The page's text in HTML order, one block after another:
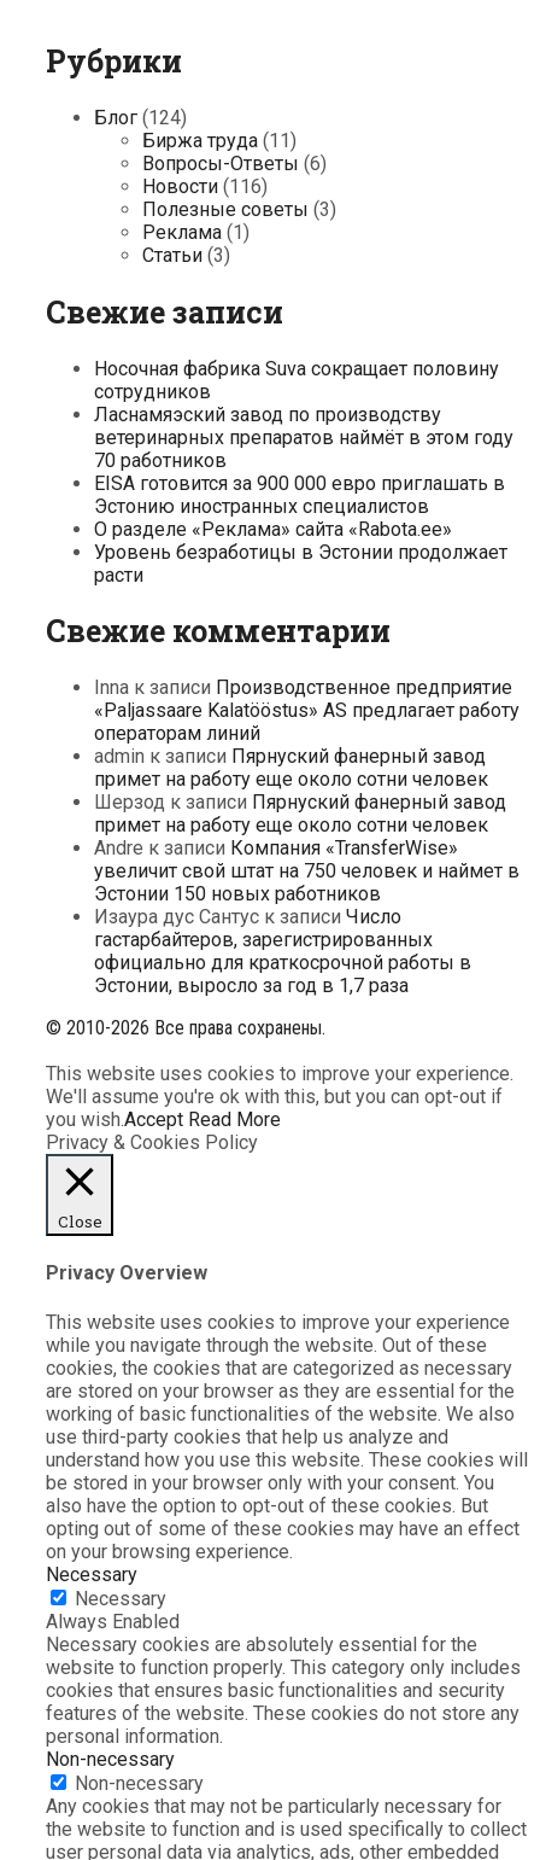
Рубрики
Блог (124)
Биржа труда (11)
Вопросы-Ответы (6)
Новости (116)
Полезные советы (3)
Реклама (1)
Статьи (3)
Свежие записи
Носочная фабрика Suva сокращает половину
сотрудников
Ласнамяэский завод по производству
ветеринарных препаратов наймёт в этом году
70 работников
EISA готовится за 900 000 евро приглашать в
Эстонию иностранных специалистов
О разделе «Реклама» сайта «Rabota.ee»
Уровень безработицы в Эстонии продолжает
расти
Свежие комментарии
Inna к записи Производственное предприятие
«Paljassaare Kalatööstus» AS предлагает работу
операторам линий
admin к записи Пярнуский фанерный завод
примет на работу еще около сотни человек
Шерзод к записи Пярнуский фанерный завод
примет на работу еще около сотни человек
Andre к записи Компания «TransferWise»
увеличит свой штат на 750 человек и наймет в
Эстонии 150 новых работников
Изаура дус Сантус к записи Число
гастарбайтеров, зарегистрированных
официально для краткосрочной работы в
Эстонии, выросло за год в 1,7 раза
© 2010-2026 Все права сохранены.
This website uses cookies to improve your experience.
We'll assume you're ok with this, but you can opt-out if
you wish.Accept Read More
Privacy & Cookies Policy
Close
Privacy Overview
This website uses cookies to improve your experience
while you navigate through the website. Out of these
cookies, the cookies that are categorized as necessary
are stored on your browser as they are essential for the
working of basic functionalities of the website. We also
use third-party cookies that help us analyze and
understand how you use this website. These cookies will
be stored in your browser only with your consent. You
also have the option to opt-out of these cookies. But
opting out of some of these cookies may have an effect
on your browsing experience.
Necessary
Necessary
Always Enabled
Necessary cookies are absolutely essential for the
website to function properly. This category only includes
cookies that ensures basic functionalities and security
features of the website. These cookies do not store any
personal information.
Non-necessary
Non-necessary
Any cookies that may not be particularly necessary for
the website to function and is used specifically to collect
user personal data via analytics, ads, other embedded